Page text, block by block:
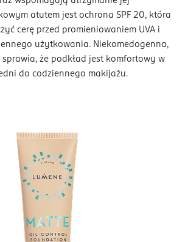
atutem jest ochrona SPF 20, która
cerę przed promieniowaniem UVA i
użytkowania. Niekomedogenna,
sprawia, że podkład jest komfortowy w
do codziennego makijażu.